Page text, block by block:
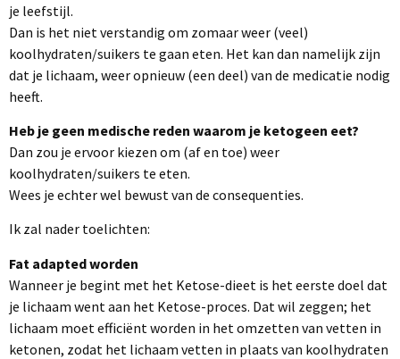
je leefstijl.
Dan is het niet verstandig om zomaar weer (veel)
koolhydraten/suikers te gaan eten. Het kan dan namelijk zijn
dat je lichaam, weer opnieuw (een deel) van de medicatie nodig
heeft.
Heb je geen medische reden waarom je ketogeen eet?
Dan zou je ervoor kiezen om (af en toe) weer
koolhydraten/suikers te eten.
Wees je echter wel bewust van de consequenties.
Ik zal nader toelichten:
Fat adapted worden
Wanneer je begint met het Ketose-dieet is het eerste doel dat
je lichaam went aan het Ketose-proces. Dat wil zeggen; het
lichaam moet efficiënt worden in het omzetten van vetten in
ketonen, zodat het lichaam vetten in plaats van koolhydraten